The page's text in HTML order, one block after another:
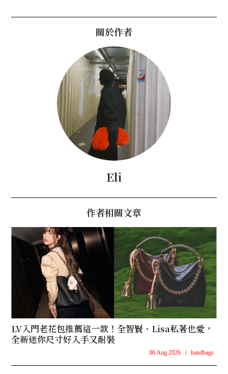
關於作者
Eli
作者相關文章
LV入門老花包推薦這一款！全智賢、Lisa私著也愛，
全新迷你尺寸好入手又耐裝
06 Aug 2026 handbags